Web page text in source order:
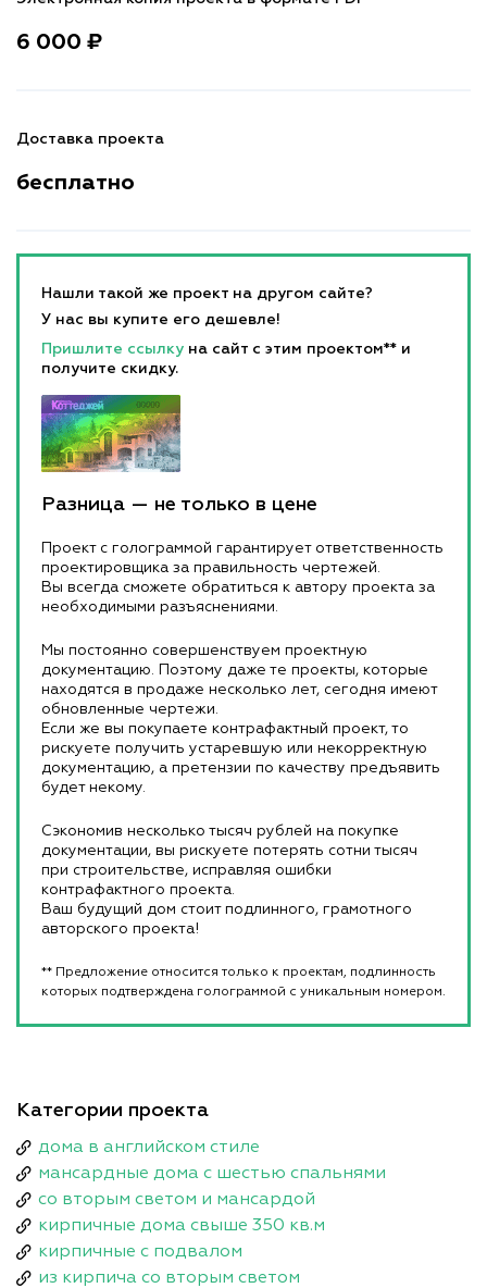
6 000 ₽
Доставка проекта
бесплатно
Нашли такой же проект на другом сайте?
У нас вы купите его дешевле!
Пришлите ссылку на сайт с этим проектом** и
получите скидку.
Разница — не только в цене
Проект с голограммой гарантирует ответственность
проектировщика за правильность чертежей.
Вы всегда сможете обратиться к автору проекта за
необходимыми разъяснениями.
Мы постоянно совершенствуем проектную
документацию. Поэтому даже те проекты, которые
находятся в продаже несколько лет, сегодня имеют
обновленные чертежи.
Если же вы покупаете контрафактный проект, то
рискуете получить устаревшую или некорректную
документацию, а претензии по качеству предъявить
будет некому.
Сэкономив несколько тысяч рублей на покупке
документации, вы рискуете потерять сотни тысяч
при строительстве, исправляя ошибки
контрафактного проекта.
Ваш будущий дом стоит подлинного, грамотного
авторского проекта!
** Предложение относится только к проектам, подлинность
которых подтверждена голограммой с уникальным номером.
Категории проекта
дома в английском стиле
мансардные дома с шестью спальнями
со вторым светом и мансардой
кирпичные дома свыше 350 кв.м
кирпичные с подвалом
из кирпича со вторым светом